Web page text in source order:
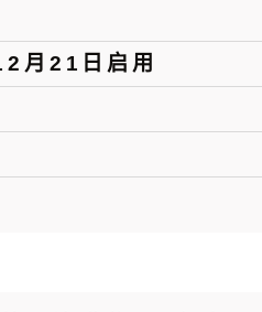
月21日启用